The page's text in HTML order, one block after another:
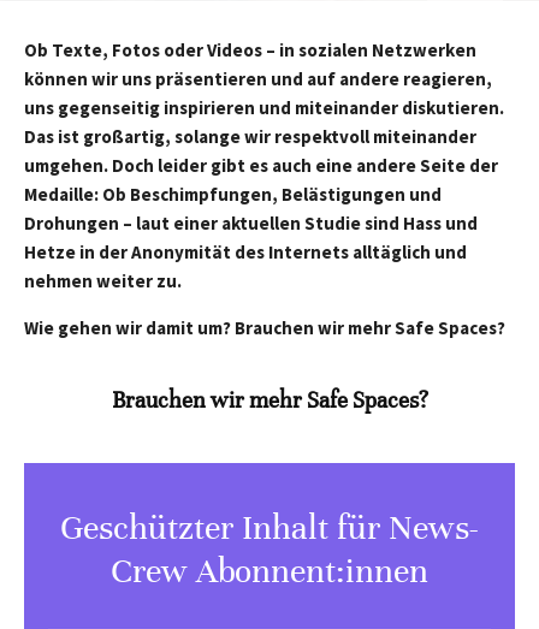
Ob Texte, Fotos oder Videos – in sozialen Netzwerken
können wir uns präsentieren und auf andere reagieren,
uns gegenseitig inspirieren und miteinander diskutieren.
Das ist großartig, solange wir respektvoll miteinander
umgehen. Doch leider gibt es auch eine andere Seite der
Medaille: Ob Beschimpfungen, Belästigungen und
Drohungen – laut einer aktuellen Studie sind Hass und
Hetze in der Anonymität des Internets alltäglich und
nehmen weiter zu.
Wie gehen wir damit um? Brauchen wir mehr Safe Spaces?
Brauchen wir mehr Safe Spaces?
Geschützter Inhalt für News-
Crew Abonnent:innen